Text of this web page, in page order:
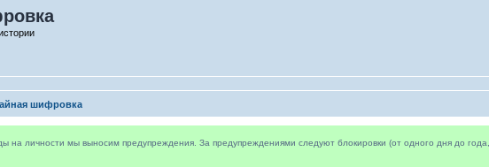
шифровка
личности мы выносим предупреждения. За предупреждениями следуют блокировки (от одного дня до